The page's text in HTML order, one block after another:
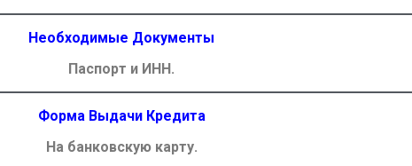
Необходимые Документы
Паспорт и ИНН.
Форма Выдачи Кредита
На банковскую карту.